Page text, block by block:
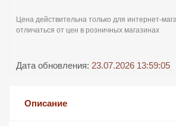
Цена действительна только для интернет-
отличаться от цен в розничных магазинах
Дата обновления: 23.07.2026 13:59:05
Описание